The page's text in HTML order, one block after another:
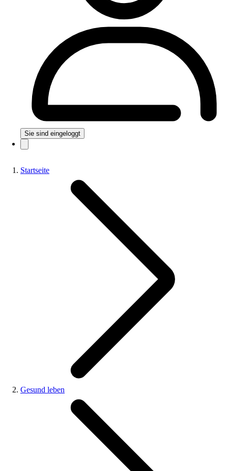
Sie sind eingeloggt
Startseite
Gesund leben